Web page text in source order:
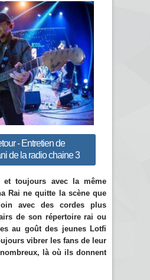
- Entretien de
de la radio chaine 3
toujours avec la même
Rai ne quitte la scène que
avec des cordes plus
de son répertoire rai ou
au goût des jeunes Lotfi
vibrer les fans de leur
là où ils donnent